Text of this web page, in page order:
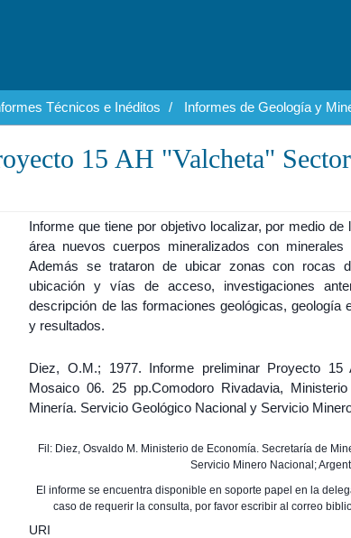
Técnicos e Inéditos Informes de Geología y
15 AH "Valcheta"
Informe que tiene por objetivo localizar, por medio
área nuevos cuerpos mineralizados con
Además se trataron de ubicar zonas con rocas
ubicación y vías de acceso, investigaciones
descripción de las formaciones geológicas, geología
y resultados.
Diez, O.M.; 1977. Informe preliminar Proyecto 15
Mosaico 06. 25 pp.Comodoro Rivadavia,
Minería. Servicio Geológico Nacional y Servicio
Fil: Diez, Osvaldo M. Ministerio de Economía. Secretaría de
Servicio Minero Nacional;
El informe se encuentra disponible en soporte papel en la
caso de requerir la consulta, por favor escribir al correo
URI